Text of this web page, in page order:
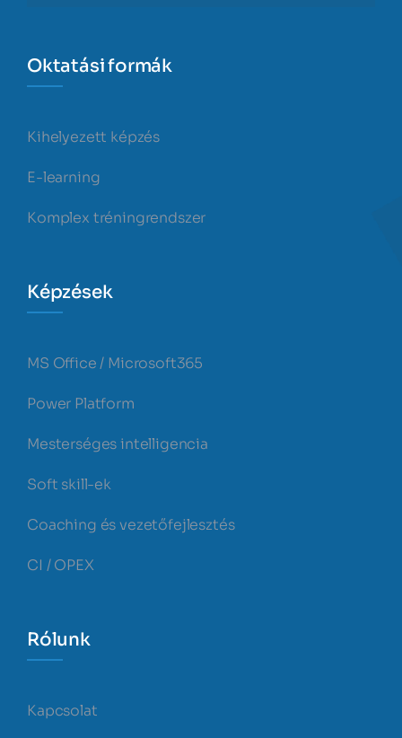
Oktatási formák
Kihelyezett képzés
E-learning
Komplex tréningrendszer
Képzések
MS Office / Microsoft365
Power Platform
Mesterséges intelligencia
Soft skill-ek
Coaching és vezetőfejlesztés
CI / OPEX
Rólunk
Kapcsolat